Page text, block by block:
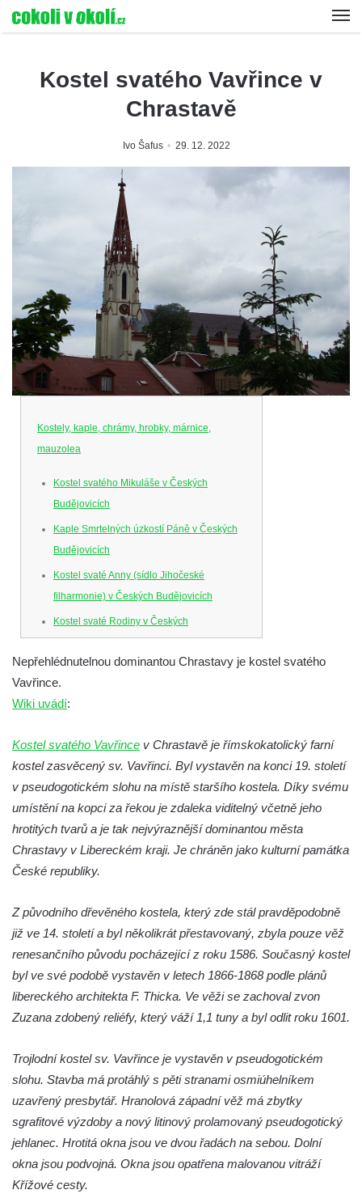
Kostel svatého Vavřince v
Chrastavě
Ivo Šafus 29. 12. 2022
Kostely, kaple, chrámy, hrobky, márnice,
mauzolea
Kostel svatého Mikuláše v Českých
Budějovicích
Kaple Smrtelných úzkostí Páně v Českých
Budějovicích
Kostel svaté Anny (sídlo Jihočeské
filharmonie) v Českých Budějovicích
Kostel svaté Rodiny v Českých
Kostel Obětování Panny Marie u kláštera
dominikánů v Českých Budějovicích
Kaple na křižovatce ulic Budějovická a
Dělnická v Kamenném Újezdě
Bývalý kostel svatých Filipa a Jakuba na
náměstí J. V. Kamarýta ve Velešíně
Kaple na hřbitově ve Velešíně
Márnice na hřbitově ve Velešíně
Kostel svatého Václava ve Velešíně
Poutní areál Římov
Kostel svatého Ducha v poutním areálu
Římov
Křížová cesta Římov – XXV. kaple – Boží
hrob
Křížová cesta Římov – XXIV. kaple – Pieta
Křížová cesta Římov – XXII. kaple – Šimon
Cyrénský pomáhá Ježíši nést kříž
Křížová cesta Římov – XXI. kaple –
Popravní brána
Křížová cesta Římov – XX. kaple – Svatá
Nepřehlédnutelnou dominantou Chrastavy je kostel svatého
Vavřince.
Wiki uvádí:
Kostel svatého Vavřince v Chrastavě je římskokatolický farní
kostel zasvěcený sv. Vavřinci. Byl vystavěn na konci 19. století
v pseudogotickém slohu na místě staršího kostela. Díky svému
umístění na kopci za řekou je zdaleka viditelný včetně jeho
hrotitých tvarů a je tak nejvýraznější dominantou města
Chrastavy v Libereckém kraji. Je chráněn jako kulturní památka
České republiky.
Z původního dřevěného kostela, který zde stál pravděpodobně
již ve 14. století a byl několikrát přestavovaný, zbyla pouze věž
renesančního původu pocházející z roku 1586. Současný kostel
byl ve své podobě vystavěn v letech 1866-1868 podle plánů
libereckého architekta F. Thicka. Ve věži se zachoval zvon
Zuzana zdobený reliéfy, který váží 1,1 tuny a byl odlit roku 1601.
Trojlodní kostel sv. Vavřince je vystavěn v pseudogotickém
slohu. Stavba má protáhlý s pěti stranami osmiúhelníkem
uzavřený presbytář. Hranolová západní věž má zbytky
sgrafitové výzdoby a nový litinový prolamovaný pseudogotický
jehlanec. Hrotitá okna jsou ve dvou řadách na sebou. Dolní
okna jsou podvojná. Okna jsou opatřena malovanou vitráží
Křížové cesty.